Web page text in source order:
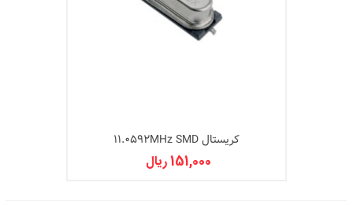
کریستال 11.0592MHz SMD
151,000 ریال